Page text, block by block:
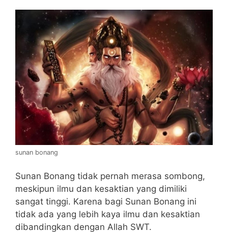
sunan bonang
Sunan Bonang tidak pernah merasa sombong,
meskipun ilmu dan kesaktian yang dimiliki
sangat tinggi. Karena bagi Sunan Bonang ini
tidak ada yang lebih kaya ilmu dan kesaktian
dibandingkan dengan Allah SWT.